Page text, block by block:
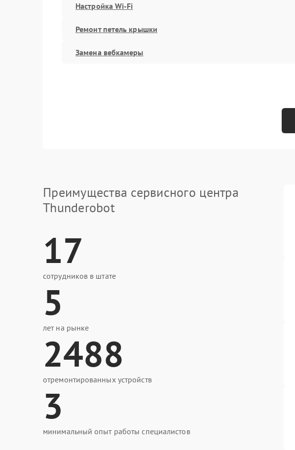
Настройка Wi-Fi
Ремонт петель крышки
Замена вебкамеры
Преимущества сервисного центра
Thunderobot
17
сотрудников в штате
5
лет на рынке
2488
отремонтированных устройств
3
минимальный опыт работы специалистов